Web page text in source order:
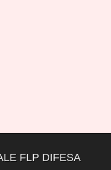
FLP DIFESA